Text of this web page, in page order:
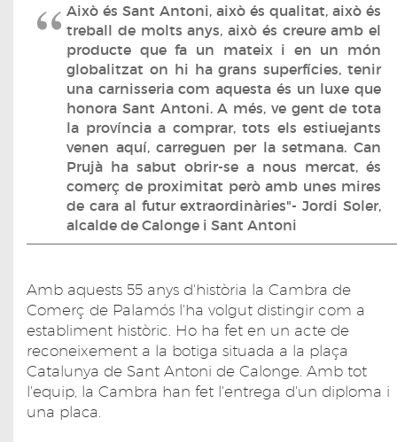
Això és Sant Antoni, això és qualitat, això és
treball de molts anys, això és creure amb el
producte que fa un mateix i en un món
globalitzat on hi ha grans superfícies, tenir
una carnisseria com aquesta és un luxe que
honora Sant Antoni. A més, ve gent de tota
la província a comprar, tots els estiuejants
venen aquí, carreguen per la setmana. Can
Prujà ha sabut obrir-se a nous mercat, és
comerç de proximitat però amb unes mires
de cara al futur extraordinàries"- Jordi Soler,
alcalde de Calonge i Sant Antoni
Amb aquests 55 anys d'història la Cambra de
Comerç de Palamós l'ha volgut distingir com a
establiment històric. Ho ha fet en un acte de
reconeixement a la botiga situada a la plaça
Catalunya de Sant Antoni de Calonge. Amb tot
l'equip, la Cambra han fet l'entrega d'un diploma i
una placa.